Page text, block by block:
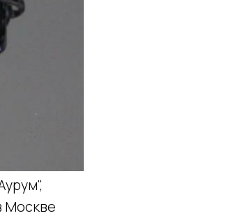
Москве